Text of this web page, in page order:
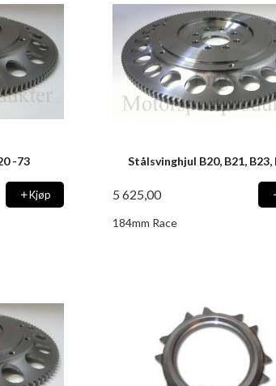
-73
Kjøp
Stålsvinghjul B20, B21, B23,
5 625,00
184mm Race